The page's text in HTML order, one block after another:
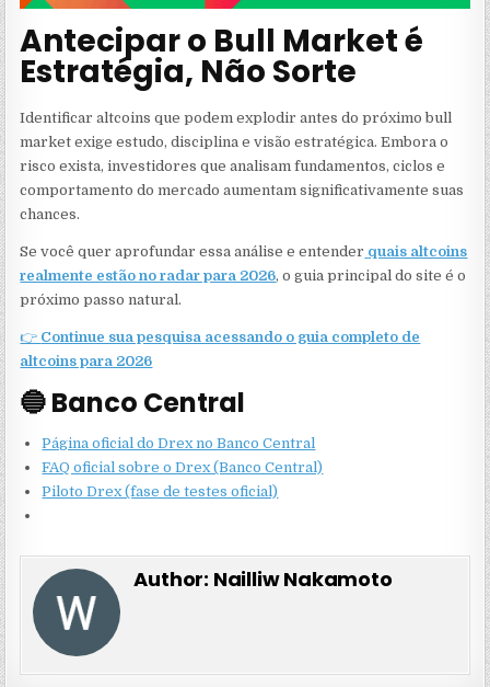
Antecipar o Bull Market é
Estratégia, Não Sorte
Identificar altcoins que podem explodir antes do próximo bull
market exige estudo, disciplina e visão estratégica. Embora o
risco exista, investidores que analisam fundamentos, ciclos e
comportamento do mercado aumentam significativamente suas
chances.
Se você quer aprofundar essa análise e entender quais altcoins
realmente estão no radar para 2026, o guia principal do site é o
próximo passo natural.
👉 Continue sua pesquisa acessando o guia completo de
altcoins para 2026
🔵 Banco Central
Página oficial do Drex no Banco Central
FAQ oficial sobre o Drex (Banco Central)
Piloto Drex (fase de testes oficial)
Author: Nailliw Nakamoto